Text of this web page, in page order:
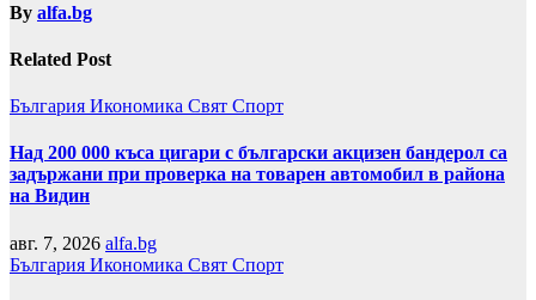
By alfa.bg
Related Post
България Икономика Свят Спорт
Над 200 000 къса цигари с български акцизен бандерол са
задържани при проверка на товарен автомобил в района
на Видин
авг. 7, 2026 alfa.bg
България Икономика Свят Спорт